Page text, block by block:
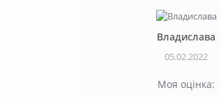
Владислава
05.02.2022
Моя оцінка: